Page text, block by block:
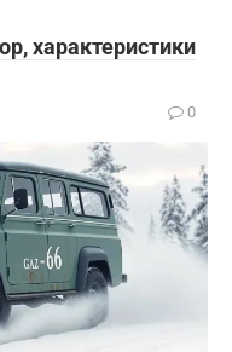
характеристики
0